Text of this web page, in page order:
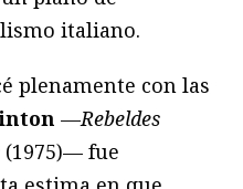
italiano.
plenamente con las
—Rebeldes
(1975)— fue